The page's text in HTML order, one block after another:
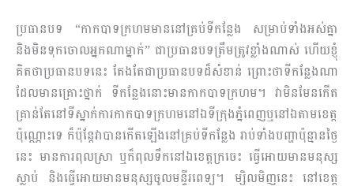
ប្រធានបទ “កាកបាទក្រហមមាននៅគ្រប់ទីកន្លែង សម្រាប់ទាំងអស់គ្នា
និងមិនទុកចោលអ្នកណាម្នាក់” ជាប្រធានបទត្រឹមត្រូវខ្លាំងណាស់ ហើយខ្ញុំ
គិតថាប្រធានបទនេះ តែងតែជាប្រធានបទដ៏សំខាន់ ព្រោះថាទីកន្លែងណា
ដែលមានគ្រោះថ្នាក់ ទីកន្លែងនោះមានកាកបាទក្រហម។ វាមិនមែនកើត
គ្រាន់តែនៅទីស្នាក់ការកាកបាទក្រហមនៅឯទីក្រុងភ្នំពេញឬនៅឯតាមខេត្ត
ប៉ុណ្ណោះទេ ក៏ប៉ុន្តែវាបានកើតឡើងនៅគ្រប់ទីកន្លែង រាប់ទាំងបញ្ហាប៉ុន្មានថ្ងៃ
នេះ មានការពុលស្រា ឬក៏ពុលទឹកនៅឯខេត្តក្រចេះ ធ្វើអោយមានមនុស្ស
ស្លាប់ និងធ្វើអោយមានមនុស្សចូលមន្ទីរពេទ្យ។ ម្សិលមិញនេះ នៅខេត្ត